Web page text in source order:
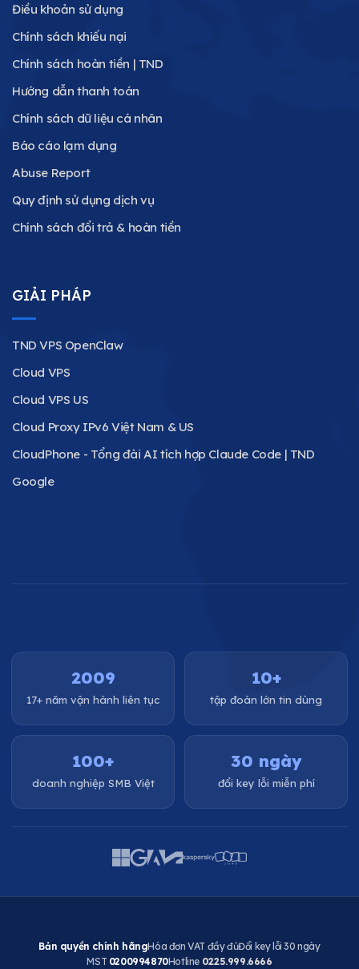
Điều khoản sử dụng
Chính sách khiếu nại
Chính sách hoàn tiền | TND
Hướng dẫn thanh toán
Chính sách dữ liệu cá nhân
Báo cáo lạm dụng
Abuse Report
Quy định sử dụng dịch vụ
Chính sách đổi trả & hoàn tiền
GIẢI PHÁP
TND VPS OpenClaw
Cloud VPS
Cloud VPS US
Cloud Proxy IPv6 Việt Nam & US
CloudPhone - Tổng đài AI tích hợp Claude Code | TND
Google
2009
17+ năm vận hành liên tục
10+
tập đoàn lớn tin dùng
100+
doanh nghiệp SMB Việt
30 ngày
đổi key lỗi miễn phí
Bản quyền chính hãngHóa đơn VAT đầy đủĐổi key lỗi 30 ngày
MST 0200994870Hotline 0225.999.6666